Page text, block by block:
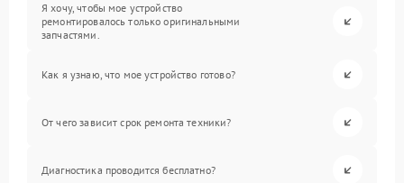
Я хочу, чтобы мое устройство
ремонтировалось только оригинальными
запчастями.
Как я узнаю, что мое устройство готово?
От чего зависит срок ремонта техники?
Диагностика проводится бесплатно?